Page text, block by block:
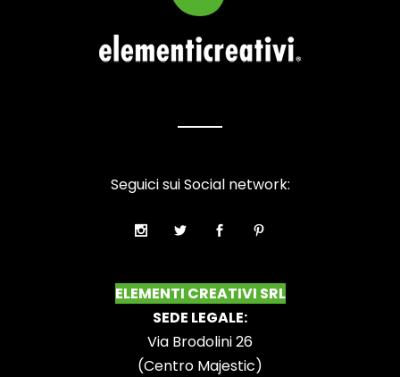
ELEMENTI CREATIVI SRL
SEDE LEGALE:
Via Brodolini 26
(Centro Majestic)
Seguici sui Social network: